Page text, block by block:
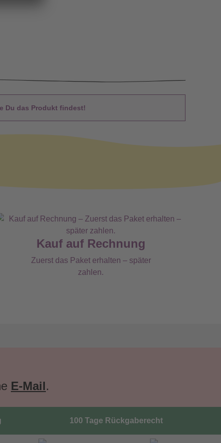
Du das Produkt findest!
Kauf auf Rechnung
Zuerst das Paket erhalten – später
zahlen.
E-Mail.
100 Tage Rückgaberecht